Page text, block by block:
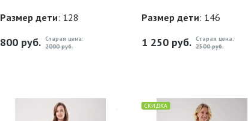
Размер дети: 128
800руб. Старая цена:
2000 руб.
Размер дети: 146
1 250руб. Старая цена:
2500 руб.
СКИДКА